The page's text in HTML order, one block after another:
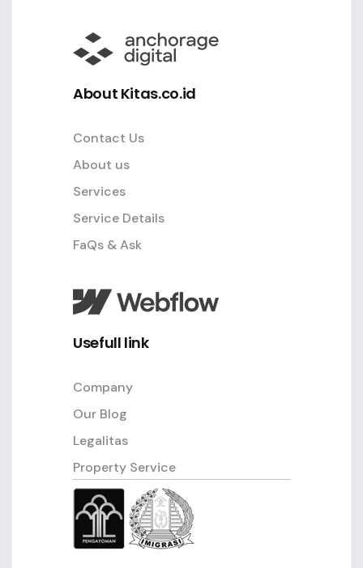
About Kitas.co.id
Contact Us
About us
Services
Service Details
FaQs & Ask
Usefull link
Company
Our Blog
Legalitas
Property Service